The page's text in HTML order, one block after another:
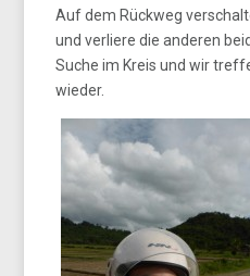
Auf dem Rückweg
und verliere die anderen
Suche im Kreis und wir
wieder.